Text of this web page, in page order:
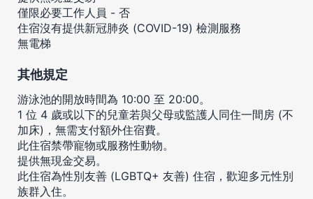
僅限必要工作人員 - 否
住宿沒有提供新冠肺炎 (COVID-19) 檢測服務
無電梯
其他規定
游泳池的開放時間為 10:00 至 20:00。
1 位 4 歲或以下的兒童若與父母或監護人同住一間房 (不
加床)，無需支付額外住宿費。
此住宿禁帶寵物或服務性動物。
提供無現金交易。
此住宿為性別友善 (LGBTQ+ 友善) 住宿，歡迎多元性別
族群入住。